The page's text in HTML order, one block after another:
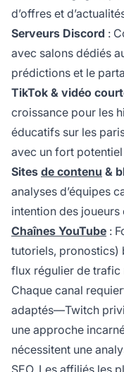
d’offres et
Serveurs Discord :
avec salons dédiés
prédictions et le
TikTok & vidéo
croissance pour les
éducatifs sur les
avec un fort
Sites de contenu &
analyses d’équipes
intention des
Chaînes YouTube :
tutoriels, pronostics)
flux régulier de trafic
Chaque canal
adaptés—Twitch
une approche
nécessitent une